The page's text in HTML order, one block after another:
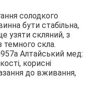
солодкого
бути стабільна,
узяти скляний, з
скла.